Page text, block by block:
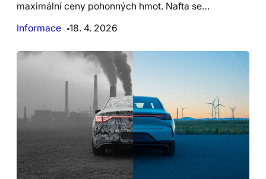
maximální ceny pohonných hmot. Nafta se…
Informace
18. 4. 2026